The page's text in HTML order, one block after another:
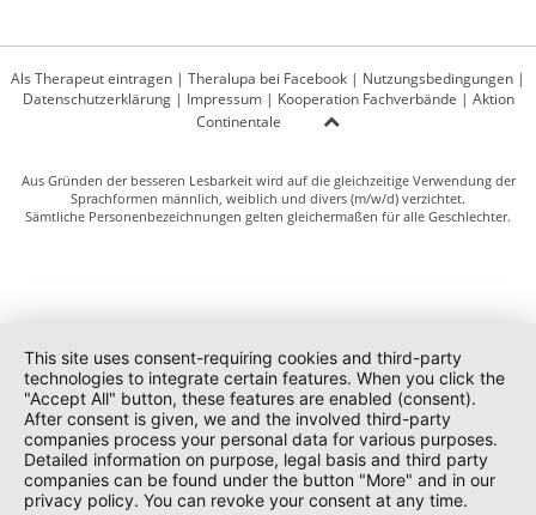
Als Therapeut eintragen | Theralupa bei Facebook | Nutzungsbedingungen |
Datenschutzerklärung| Impressum| Kooperation Fachverbände | Aktion
Continentale
Aus Gründen der besseren Lesbarkeit wird auf die gleichzeitige Verwendung der
Sprachformen männlich, weiblich und divers (m/w/d) verzichtet.
Sämtliche Personenbezeichnungen gelten gleichermaßen für alle Geschlechter.
This site uses consent-requiring cookies and third-party
technologies to integrate certain features. When you click the
"Accept All" button, these features are enabled (consent).
After consent is given, we and the involved third-party
companies process your personal data for various purposes.
Detailed information on purpose, legal basis and third party
companies can be found under the button "More" and in our
privacy policy. You can revoke your consent at any time.